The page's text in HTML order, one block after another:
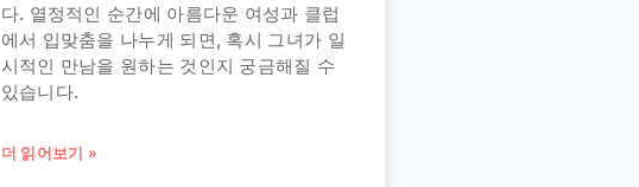
다. 열정적인 순간에 아름다운 여성과 클럽
에서 입맞춤을 나누게 되면, 혹시 그녀가 일
시적인 만남을 원하는 것인지 궁금해질 수
있습니다.
더 읽어보기 »